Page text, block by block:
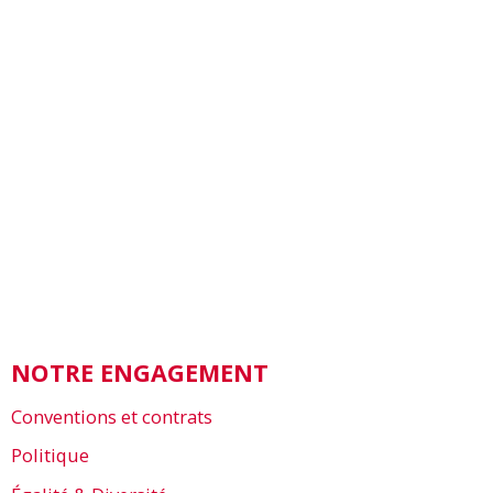
NOTRE ENGAGEMENT
Conventions et contrats
Politique